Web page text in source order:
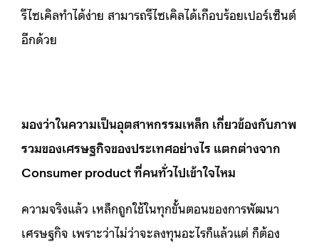
รีไซเคิลทำได้ง่าย สามารถรีไซเคิลได้เกือบร้อยเปอร์เซ็นต์
อีกด้วย
มองว่าในความเป็นอุตสาหกรรมเหล็ก เกี่ยวข้องกับภาพ
รวมของเศรษฐกิจของประเทศอย่างไร แตกต่างจาก
Consumer product ที่คนทั่วไปเข้าใจไหม
ความจริงแล้ว เหล็กถูกใช้ในทุกขั้นตอนของการพัฒนา
เศรษฐกิจ เพราะว่าไม่ว่าจะลงทุนอะไรก็แล้วแต่ ก็ต้อง